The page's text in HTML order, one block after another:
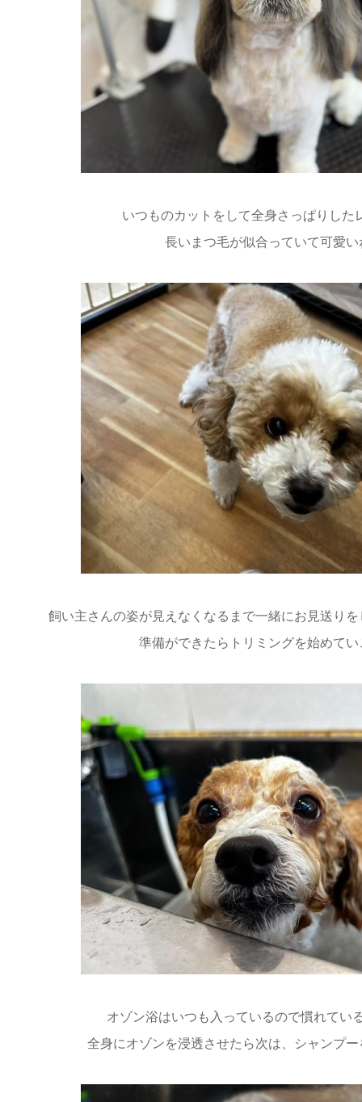
いつものカットをして全身さっぱりした
長いまつ毛が似合っていて可愛
飼い主さんの姿が見えなくなるまで一緒にお見送り
準備ができたらトリミングを始めて
オゾン浴はいつも入っているので慣れてい
全身にオゾンを浸透させたら次は、シャンプ